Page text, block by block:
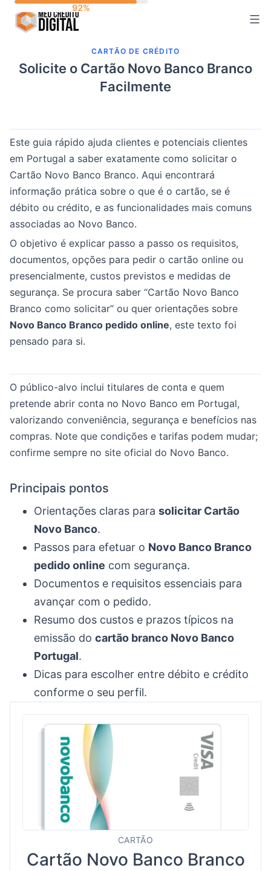
CARTÃO DE CRÉDITO
Solicite o Cartão Novo Banco Branco
Facilmente
Este guia rápido ajuda clientes e potenciais clientes
em Portugal a saber exatamente como solicitar o
Cartão Novo Banco Branco. Aqui encontrará
informação prática sobre o que é o cartão, se é
débito ou crédito, e as funcionalidades mais comuns
associadas ao Novo Banco.
O objetivo é explicar passo a passo os requisitos,
documentos, opções para pedir o cartão online ou
presencialmente, custos previstos e medidas de
segurança. Se procura saber “Cartão Novo Banco
Branco como solicitar” ou quer orientações sobre
Novo Banco Branco pedido online, este texto foi
pensado para si.
O público-alvo inclui titulares de conta e quem
pretende abrir conta no Novo Banco em Portugal,
valorizando conveniência, segurança e benefícios nas
compras. Note que condições e tarifas podem mudar;
confirme sempre no site oficial do Novo Banco.
Principais pontos
Orientações claras para solicitar Cartão
Novo Banco.
Passos para efetuar o Novo Banco Branco
pedido online com segurança.
Documentos e requisitos essenciais para
avançar com o pedido.
Resumo dos custos e prazos típicos na
emissão do cartão branco Novo Banco
Portugal.
Dicas para escolher entre débito e crédito
conforme o seu perfil.
CARTÃO
Cartão Novo Banco Branco